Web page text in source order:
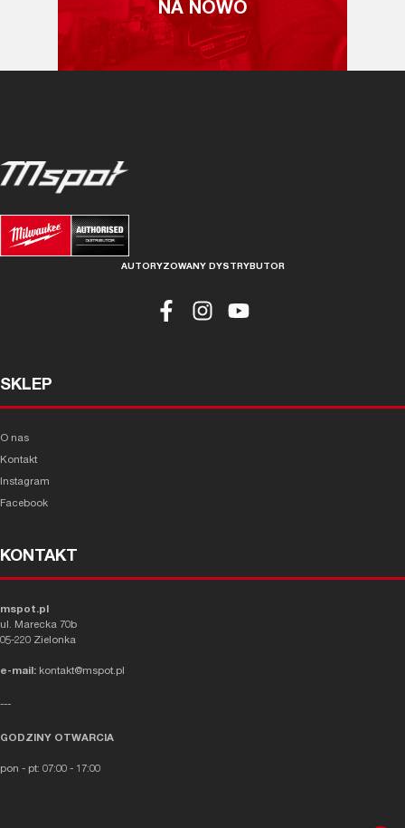
NA NOWO
AUTORYZOWANY DYSTRYBUTOR
SKLEP
O nas
Kontakt
Instagram
Facebook
KONTAKT
mspot.pl
ul. Marecka 70b
05-220 Zielonka
e-mail: kontakt@mspot.pl
---
GODZINY OTWARCIA
pon - pt: 07:00 - 17:00